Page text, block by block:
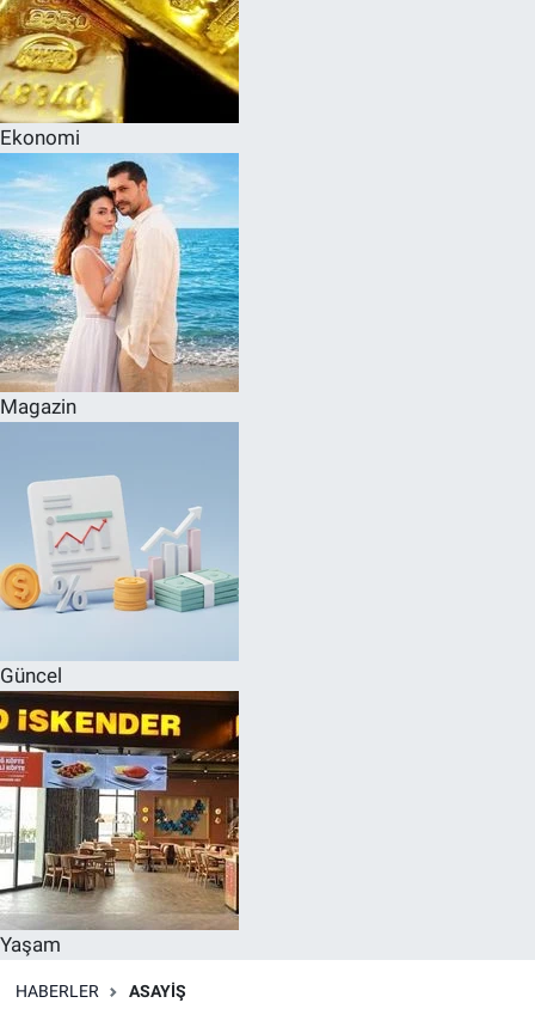
Ekonomi
Magazin
Güncel
Yaşam
HABERLER ASAYIŞ